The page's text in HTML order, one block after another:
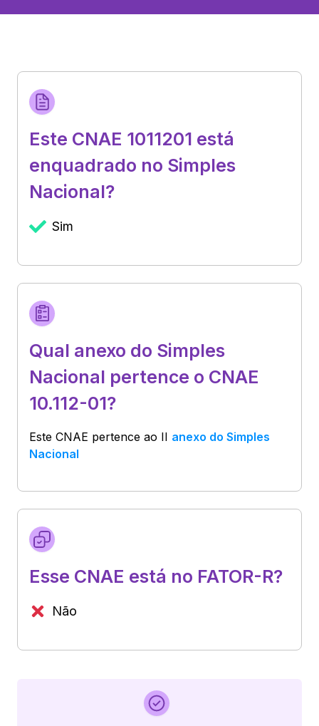
Este CNAE 1011201 está
enquadrado no Simples
Nacional?
Sim
Qual anexo do Simples
Nacional pertence o CNAE
10.112-01?
Este CNAE pertence ao II anexo do Simples
Nacional
Esse CNAE está no FATOR-R?
Não